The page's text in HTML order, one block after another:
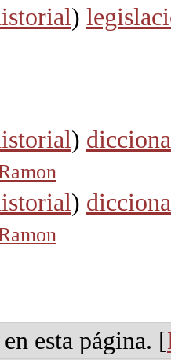
)
)
)
esta página. [